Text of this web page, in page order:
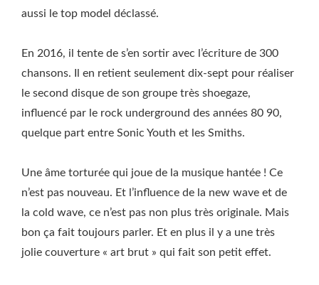
aussi le top model déclassé.
En 2016, il tente de s’en sortir avec l’écriture de 300
chansons. Il en retient seulement dix-sept pour réaliser
le second disque de son groupe très shoegaze,
influencé par le rock underground des années 80 90,
quelque part entre Sonic Youth et les Smiths.
Une âme torturée qui joue de la musique hantée ! Ce
n’est pas nouveau. Et l’influence de la new wave et de
la cold wave, ce n’est pas non plus très originale. Mais
bon ça fait toujours parler. Et en plus il y a une très
jolie couverture « art brut » qui fait son petit effet.